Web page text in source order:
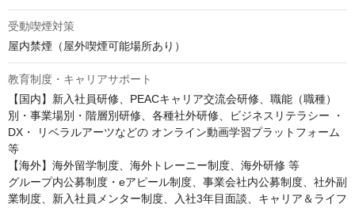
受動喫煙対策
屋内禁煙（屋外喫煙可能場所あり）
教育制度・キャリアサポート
【国内】新入社員研修、PEACキャリア交流会研修、職能（職種）
別・事業場別・階層別研修、各種社外研修、ビジネスリテラシー ・
DX・ リベラルアーツなどの オンライン動画学習プラットフォーム
等
【海外】海外留学制度、海外トレーニー制度、海外研修 等
グループ内公募制度・eアピール制度、事業会社内公募制度、社外副
業制度、新入社員メンター制度、入社3年目面談、キャリア＆ライフ